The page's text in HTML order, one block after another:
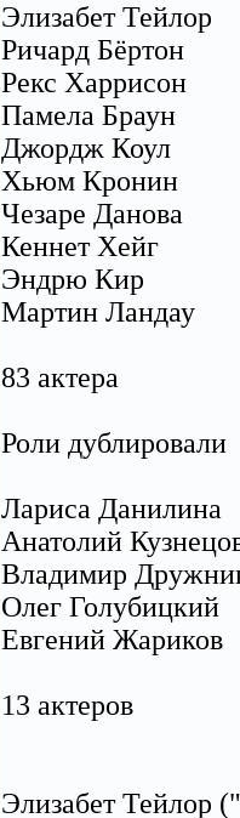
Элизабет Тейлор
Ричард Бёртон
Рекс Харрисон
Памела Браун
Джордж Коул
Хьюм Кронин
Чезаре Данова
Кеннет Хейг
Эндрю Кир
Мартин Ландау
83 актера
Роли дублировали
Лариса Данилина
Анатолий
Владимир
Олег Голубицкий
Евгений Жариков
13 актеров
Элизабет Тейлор